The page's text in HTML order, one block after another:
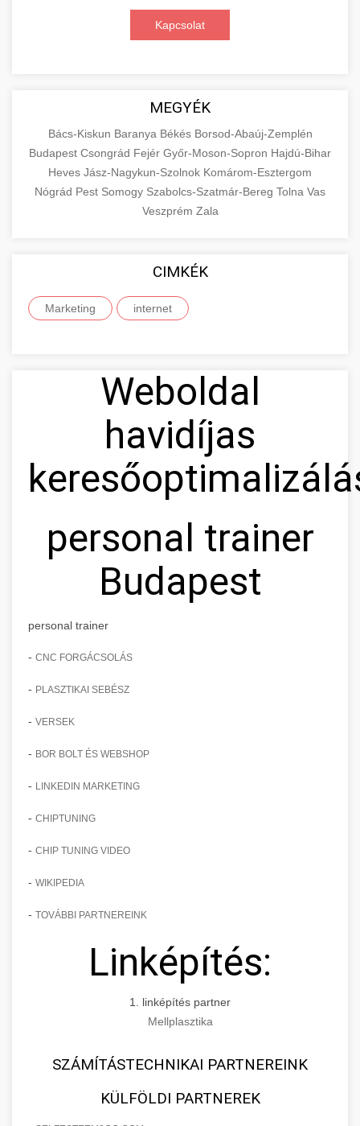
Kapcsolat
MEGYÉK
Bács-Kiskun Baranya Békés Borsod-Abaúj-Zemplén
Budapest Csongrád Fejér Győr-Moson-Sopron Hajdú-Bihar
Heves Jász-Nagykun-Szolnok Komárom-Esztergom
Nógrád Pest Somogy Szabolcs-Szatmár-Bereg Tolna Vas
Veszprém Zala
CIMKÉK
Marketing internet
Weboldal
havidíjas
personal trainer
Budapest
personal trainer
- CNC FORGÁCSOLÁS
- PLASZTIKAI SEBÉSZ
- VERSEK
- BOR BOLT ÉS WEBSHOP
- LINKEDIN MARKETING
- CHIPTUNING
- CHIP TUNING VIDEO
- WIKIPEDIA
- TOVÁBBI PARTNEREINK
Linképítés:
1. linképítés partner
Mellplasztika
SZÁMÍTÁSTECHNIKAI PARTNEREINK
KÜLFÖLDI PARTNEREK